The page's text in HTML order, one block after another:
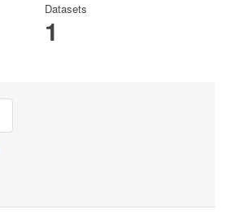
Datasets
1